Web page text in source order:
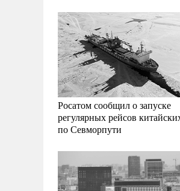
Росатом сообщил о запуске
регулярных рейсов
по Севморпути